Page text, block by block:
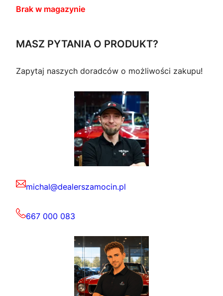
Brak w magazynie
MASZ PYTANIA O PRODUKT?
Zapytaj naszych doradców o możliwości zakupu!
michal@dealerszamocin.pl
667 000 083